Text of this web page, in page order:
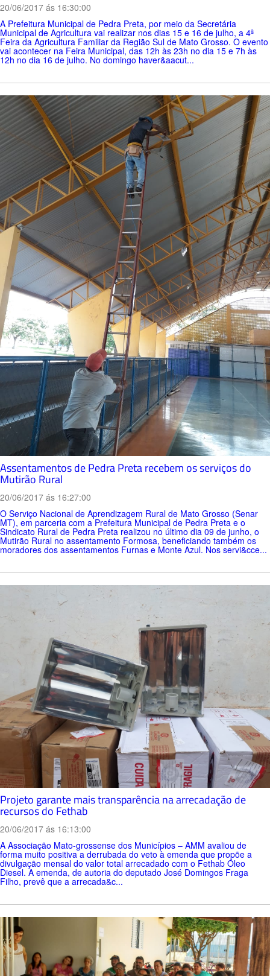
20/06/2017 ás 16:30:00
A Prefeitura Municipal de Pedra Preta, por meio da Secretária
Municipal de Agricultura vai realizar nos dias 15 e 16 de julho, a 4ª
Feira da Agricultura Familiar da Região Sul de Mato Grosso. O evento
vai acontecer na Feira Municipal, das 12h às 23h no dia 15 e 7h às
12h no dia 16 de julho. No domingo haver&aacut...
Assentamentos de Pedra Preta recebem os serviços do
Mutirão Rural
20/06/2017 ás 16:27:00
O Serviço Nacional de Aprendizagem Rural de Mato Grosso (Senar
MT), em parceria com a Prefeitura Municipal de Pedra Preta e o
Sindicato Rural de Pedra Preta realizou no último dia 09 de junho, o
Mutirão Rural no assentamento Formosa, beneficiando também os
moradores dos assentamentos Furnas e Monte Azul. Nos servi&cce...
Projeto garante mais transparência na arrecadação de
recursos do Fethab
20/06/2017 ás 16:13:00
A Associação Mato-grossense dos Municípios – AMM avaliou de
forma muito positiva a derrubada do veto à emenda que propõe a
divulgação mensal do valor total arrecadado com o Fethab Óleo
Diesel. A emenda, de autoria do deputado José Domingos Fraga
Filho, prevê que a arrecada&c...